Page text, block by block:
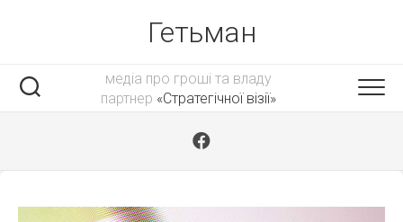
Гетьман
медіа про гроші та владу
партнер «Стратегічної візії»